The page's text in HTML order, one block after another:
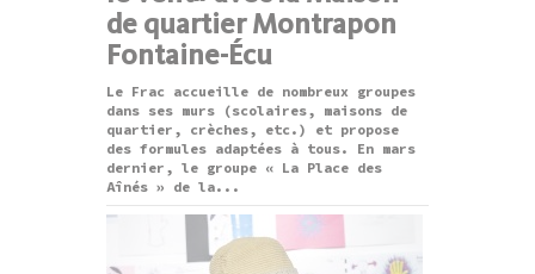
de quartier Montrapon
Fontaine-Écu
Le Frac accueille de nombreux groupes
dans ses murs (scolaires, maisons de
quartier, crèches, etc.) et propose
des formules adaptées à tous. En mars
dernier, le groupe « La Place des
Aînés » de la...